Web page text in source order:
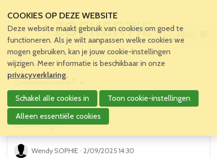
ZOEKERTJES
Zoekertjes menu
Zoekertjes
Wendy SOPHIE ᐧ 2/09/2025 14:30
Main Menu
Home
Voor patiënten en zorgverleners
Verpleegkundigen
VBZV Helpcenter
Nieuws
Zoekertjes
Tijdschrift
COOKIES OP DEZE WEBSITE
Deze website maakt gebruik van cookies om goed te
functioneren. Als je wilt aanpassen welke cookies we
mogen gebruiken, kan je jouw cookie-instellingen
wijzigen. Meer informatie is beschikbaar in onze
privacyverklaring.
Schakel alle cookies in
Toon cookie-instellingen
Alleen essentiële cookies